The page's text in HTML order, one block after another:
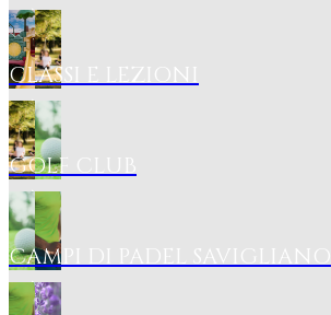
CLASSI E LEZIONI
GOLF CLUB
CAMPI DI PADEL SAVIGLIANO